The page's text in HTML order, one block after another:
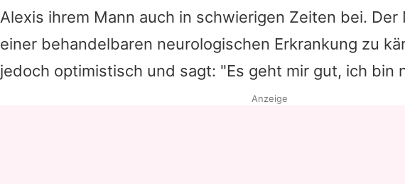
Alexis ihrem Mann auch in schwierigen Zeiten bei. Der
einer behandelbaren neurologischen Erkrankung zu
jedoch optimistisch und sagt: "Es geht mir gut, ich bin
Anzeige